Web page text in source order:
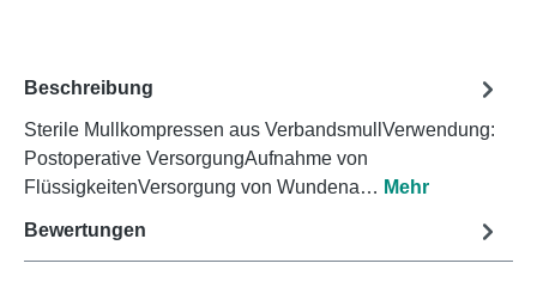
Beschreibung
Sterile Mullkompressen aus VerbandsmullVerwendung:
Postoperative VersorgungAufnahme von
FlüssigkeitenVersorgung von Wundena… Mehr
Bewertungen